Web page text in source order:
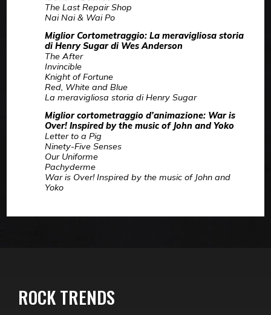
The Last Repair Shop
Nai Nai & Wai Po
Miglior Cortometraggio: La meravigliosa storia
di Henry Sugar di Wes Anderson
The After
Invincible
Knight of Fortune
Red, White and Blue
La meravigliosa storia di Henry Sugar
Miglior cortometraggio d’animazione: War is
Over! Inspired by the music of John and Yoko
Letter to a Pig
Ninety-Five Senses
Our Uniforme
Pachyderme
War is Over! Inspired by the music of John and
Yoko
ROCK TRENDS